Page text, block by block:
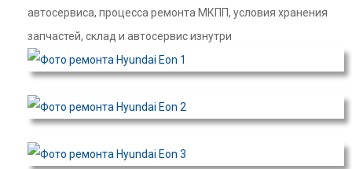
автосервиса, процесса ремонта МКПП, условия хранения
запчастей, склад и автосервис изнутри